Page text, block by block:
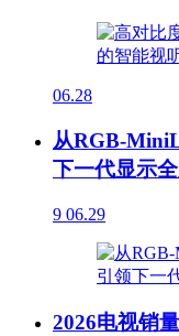
06.28
从RGB-
下一代显示
9 06.29
2026电视销